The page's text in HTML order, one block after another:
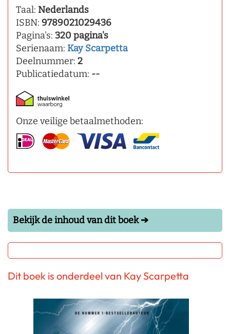
Taal: Nederlands
ISBN: 9789021029436
Pagina's: 320 pagina's
Serienaam: Kay Scarpetta
Deelnummer: 2
Publicatiedatum: --
Onze veilige betaalmethoden:
Bekijk de inhoud van dit boek ➔
Dit boek is onderdeel van Kay Scarpetta